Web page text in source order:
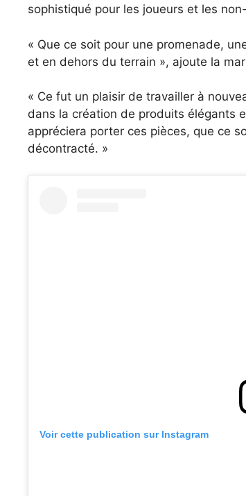
sophistiqué pour les joueurs et les
« Que ce soit pour une promenade,
et en dehors du terrain », ajoute la
« Ce fut un plaisir de travailler à
dans la création de produits élégants
appréciera porter ces pièces, que ce
décontracté. »
Voir cette publication sur Instagram